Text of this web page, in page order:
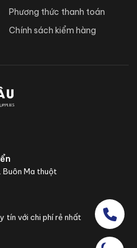
Phương thức thanh toán
Chính sách kiểm hàng
Buôn Ma thuột
tín với chi phí rẻ nhất